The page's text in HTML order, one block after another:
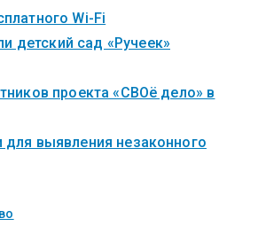
Wi-Fi
детский сад «Ручеек»
проекта «СВОё дело» в
для выявления незаконного